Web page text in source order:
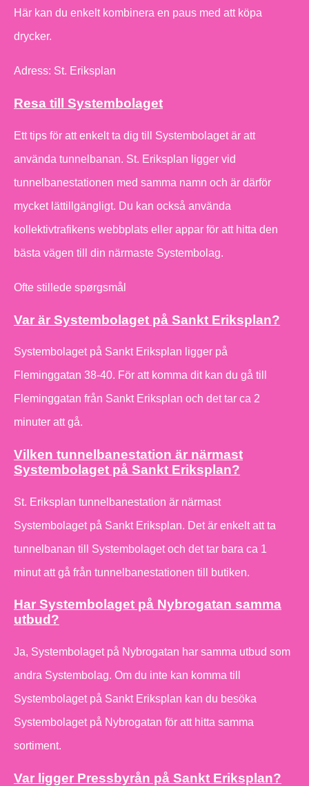
Här kan du enkelt kombinera en paus med att köpa
drycker.
Adress: St. Eriksplan
Resa till Systembolaget
Ett tips för att enkelt ta dig till Systembolaget är att
använda tunnelbanan. St. Eriksplan ligger vid
tunnelbanestationen med samma namn och är därför
mycket lättillgängligt. Du kan också använda
kollektivtrafikens webbplats eller appar för att hitta den
bästa vägen till din närmaste Systembolag.
Ofte stillede spørgsmål
Var är Systembolaget på Sankt Eriksplan?
Systembolaget på Sankt Eriksplan ligger på
Fleminggatan 38-40. För att komma dit kan du gå till
Fleminggatan från Sankt Eriksplan och det tar ca 2
minuter att gå.
Vilken tunnelbanestation är närmast
Systembolaget på Sankt Eriksplan?
St. Eriksplan tunnelbanestation är närmast
Systembolaget på Sankt Eriksplan. Det är enkelt att ta
tunnelbanan till Systembolaget och det tar bara ca 1
minut att gå från tunnelbanestationen till butiken.
Har Systembolaget på Nybrogatan samma
utbud?
Ja, Systembolaget på Nybrogatan har samma utbud som
andra Systembolag. Om du inte kan komma till
Systembolaget på Sankt Eriksplan kan du besöka
Systembolaget på Nybrogatan för att hitta samma
sortiment.
Var ligger Pressbyrån på Sankt Eriksplan?